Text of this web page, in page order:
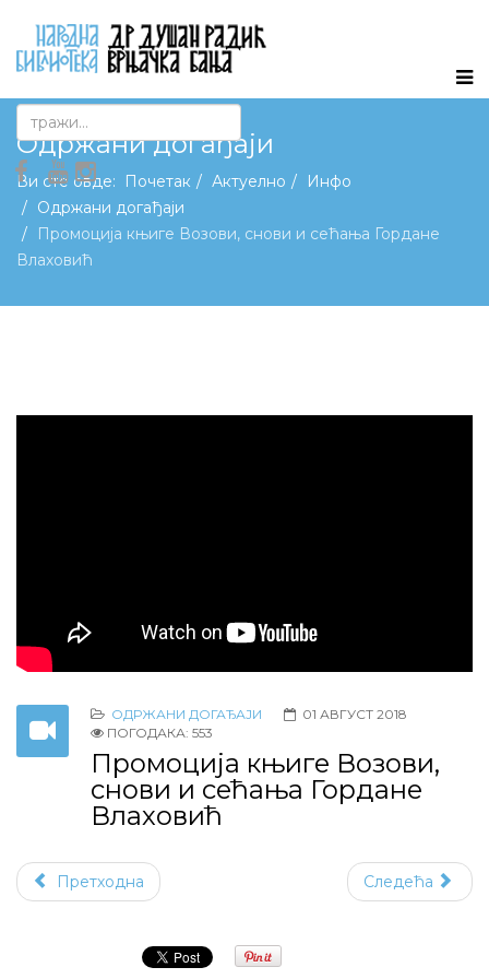
Одржани догађаји
Ви сте овде: Почетак Актуелно
Инфо
Одржани догађаји
Промоција књиге Возови, снови и сећања Гордане
Влаховић
ОДРЖАНИ ДОГАЂАЈИ
01 АВГУСТ 2018
ПОГОДАКА: 553
Промоција књиге Возови,
снови и сећања Гордане
Влаховић
Претходна Следећа